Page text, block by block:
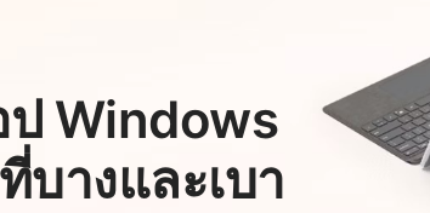
Windows
บางและเบา